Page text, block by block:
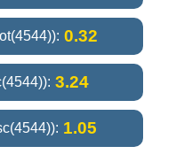
0.32
3.24
1.05